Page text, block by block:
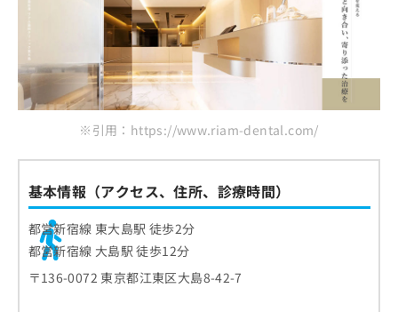
※引用：https://www.riam-dental.com/
基本情報（アクセス、住所、診療時間）
都営新宿線 東大島駅 徒歩2分
都営新宿線 大島駅 徒歩12分
〒136-0072 東京都江東区大島8-42-7